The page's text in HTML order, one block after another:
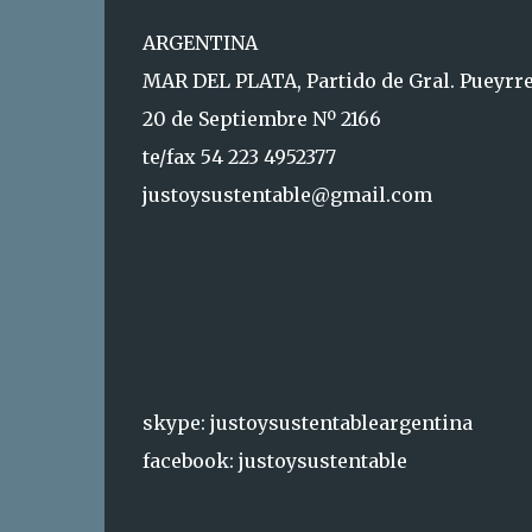
ARGENTINA
MAR DEL PLATA, Partido de Gral.
20 de Septiembre Nº 2166
te/fax 54 223 4952377
justoysustentable@gmail.com
skype: justoysustentableargentina
facebook: justoysustentable